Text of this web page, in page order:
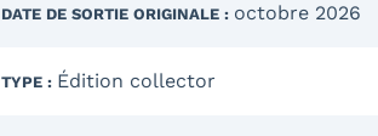
DATE DE SORTIE ORIGINALE : octobre 2026
TYPE : Édition collector